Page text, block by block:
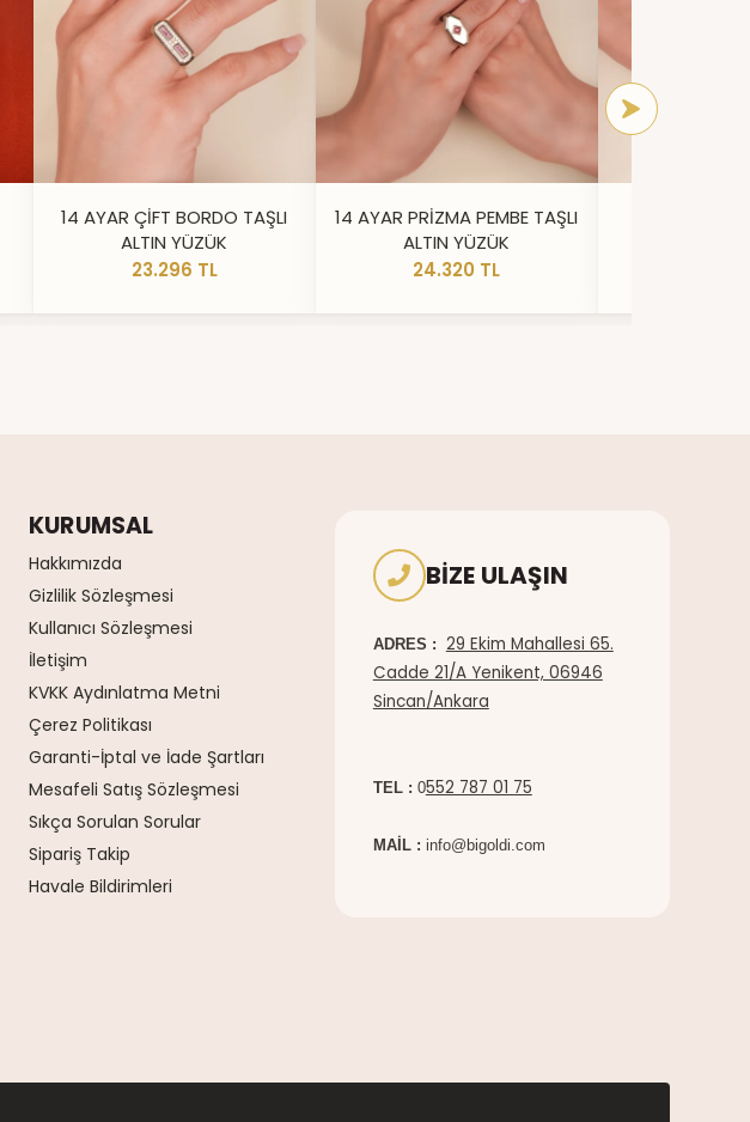
14 AYAR ÇİFT BORDO TAŞLI
ALTIN YÜZÜK
23.296 TL
14 AYAR PRİZMA PEMBE TAŞLI
ALTIN YÜZÜK
24.320 TL
KURUMSAL
Hakkımızda
Gizlilik Sözleşmesi
Kullanıcı Sözleşmesi
İletişim
KVKK Aydınlatma Metni
Çerez Politikası
Garanti-İptal ve İade Şartları
Mesafeli Satış Sözleşmesi
Sıkça Sorulan Sorular
Sipariş Takip
Havale Bildirimleri
BIZE ULAŞIN
ADRES : 29 Ekim Mahallesi 65.
Cadde 21/A Yenikent, 06946
Sincan/Ankara
TEL : 0552 787 01 75
MAİL : info@bigoldi.com